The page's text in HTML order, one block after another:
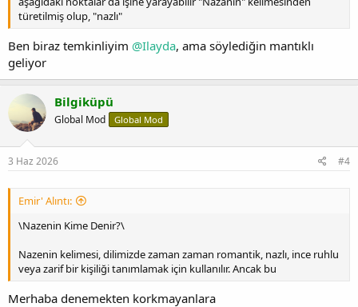
türetilmiş olup, "nazlı"
Ben biraz temkinliyim @Ilayda, ama söylediğin mantıklı
geliyor
Bilgiküpü
Global Mod Global Mod
3 Haz 2026 #4
Emir' Alıntı:
\Nazenin Kime Denir?\
Nazenin kelimesi, dilimizde zaman zaman romantik, nazlı, ince ruhlu
veya zarif bir kişiliği tanımlamak için kullanılır. Ancak bu
Merhaba denemekten korkmayanlara